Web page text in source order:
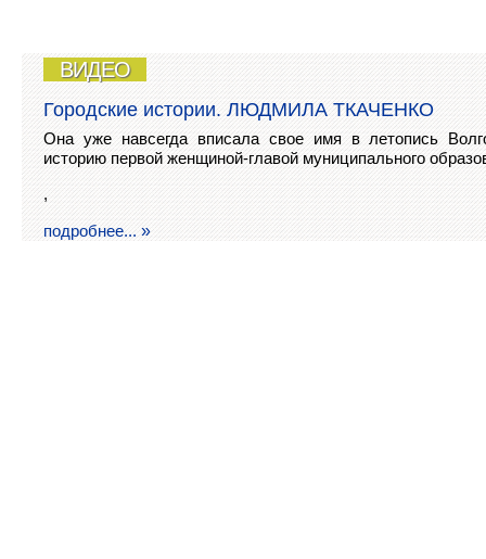
ВИДЕО
Городские истории. ЛЮДМИЛА ТКАЧЕНКО
Она уже навсегда вписала свое имя в летопись
историю первой женщиной-главой муниципального
,
подробнее...